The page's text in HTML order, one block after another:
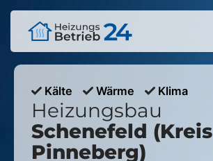
Kälte Wärme Klima
Heizungsbau
Schenefeld (Kreis
Pinneberg)